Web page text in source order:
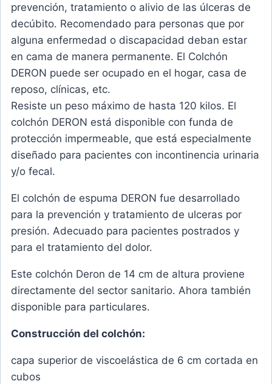
prevención, tratamiento o alivio de las úlceras de
decúbito. Recomendado para personas que por
alguna enfermedad o discapacidad deban estar
en cama de manera permanente. El Colchón
DERON puede ser ocupado en el hogar, casa de
reposo, clínicas, etc.
Resiste un peso máximo de hasta 120 kilos. El
colchón DERON está disponible con funda de
protección impermeable, que está especialmente
diseñado para pacientes con incontinencia urinaria
y/o fecal.
El colchón de espuma DERON fue desarrollado
para la prevención y tratamiento de ulceras por
presión. Adecuado para pacientes postrados y
para el tratamiento del dolor.
Este colchón Deron de 14 cm de altura proviene
directamente del sector sanitario. Ahora también
disponible para particulares.
Construcción del colchón:
capa superior de viscoelástica de 6 cm cortada en
cubos